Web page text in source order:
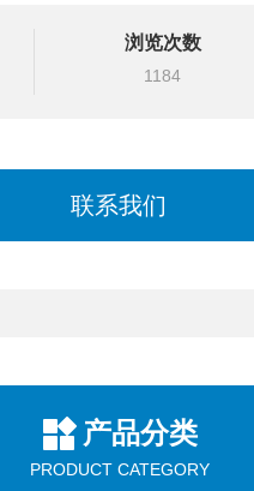
浏览次数
1184
联系我们
产品分类
PRODUCT CATEGORY